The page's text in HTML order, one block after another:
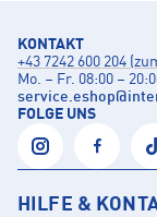
KONTAKT
+43 7242 600 204
Mo. – Fr. 08:00 –
service.eshop@
FOLGE UNS
HILFE &